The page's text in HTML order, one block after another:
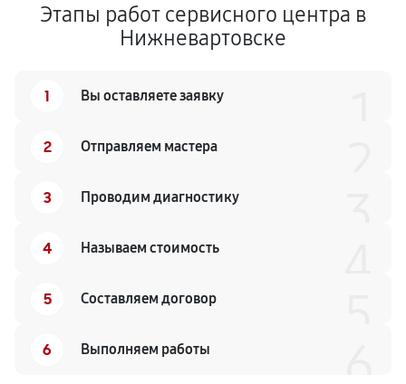
Этапы работ сервисного центра в
Нижневартовске
1 Вы оставляете заявку
2 Отправляем мастера
3 Проводим диагностику
4 Называем стоимость
5 Составляем договор
6 Выполняем работы